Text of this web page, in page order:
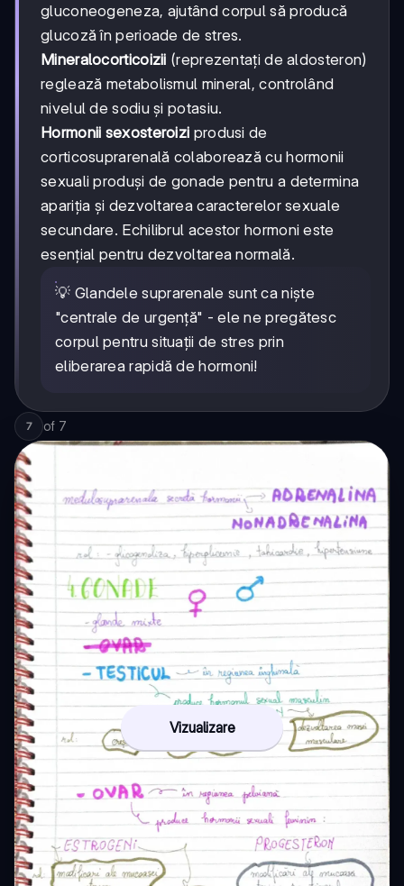
gluconeogeneza, ajutând corpul să producă
glucoză în perioade de stres.
Mineralocorticoizii (reprezentați de aldosteron)
reglează metabolismul mineral, controlând
nivelul de sodiu și potasiu.
Hormonii sexosteroizi produsi de
corticosuprarenală colaborează cu hormonii
sexuali produși de gonade pentru a determina
apariția și dezvoltarea caracterelor sexuale
secundare. Echilibrul acestor hormoni este
esențial pentru dezvoltarea normală.
💡 Glandele suprarenale sunt ca niște
"centrale de urgență" - ele ne pregătesc
corpul pentru situații de stres prin
eliberarea rapidă de hormoni!
7 of 7
Vizualizare